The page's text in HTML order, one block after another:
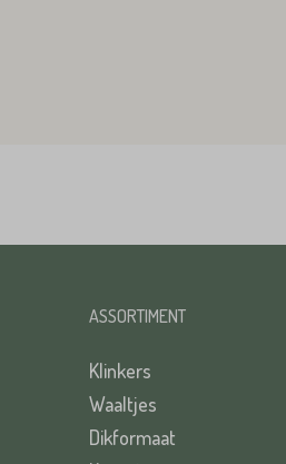
ASSORTIMENT
Klinkers
Waaltjes
Dikformaat